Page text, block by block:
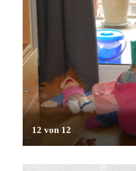
12 von 12